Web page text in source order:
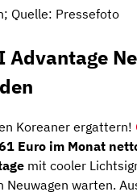
Quelle: Pressefoto
Advantage
Koreaner ergattern!
Euro im Monat
mit cooler
Neuwagen warten.